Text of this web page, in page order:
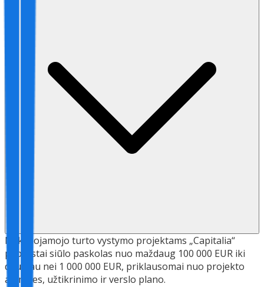
Nekilnojamojo turto vystymo projektams „Capitalia“
paprastai siūlo paskolas nuo maždaug 100 000 EUR iki
daugiau nei 1 000 000 EUR, priklausomai nuo projekto
apimties, užtikrinimo ir verslo plano.